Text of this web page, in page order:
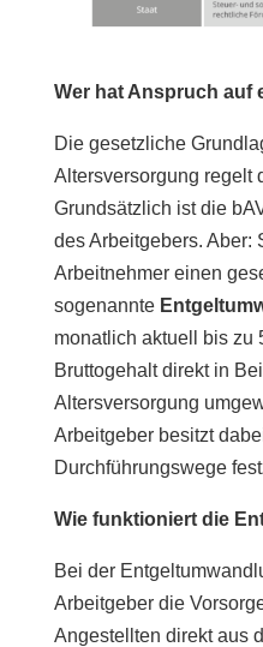
Wer hat Anspruch auf
Die gesetzliche
Altersversorgung regelt
Grundsätzlich ist die
des Arbeitgebers. Aber:
Arbeitnehmer einen
sogenannte
monatlich aktuell bis zu
Bruttogehalt direkt in
Altersversorgung
Arbeitgeber besitzt
Durchführungswege
Wie funktioniert die
Bei der
Arbeitgeber die
Angestellten direkt aus